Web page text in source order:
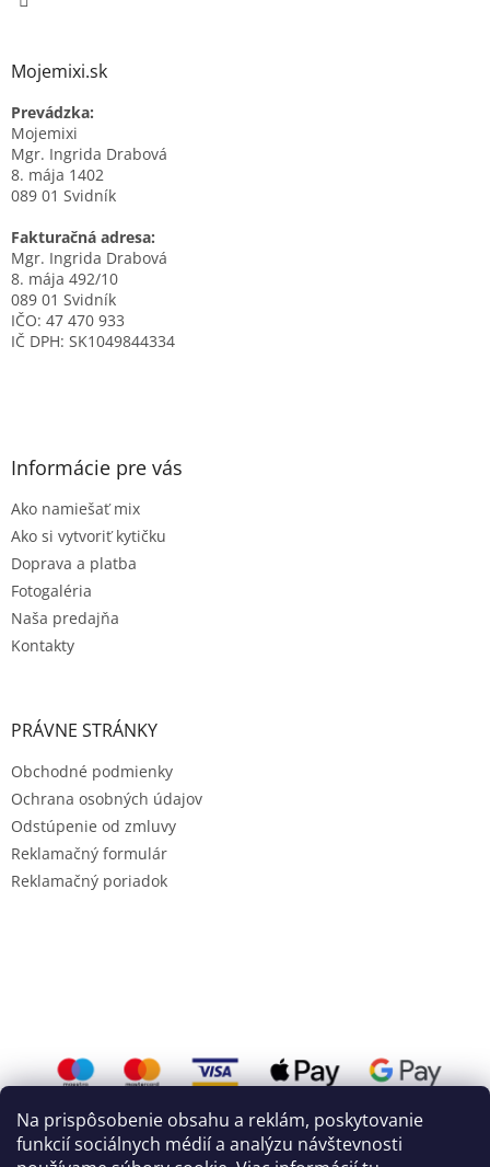
Na prispôsobenie obsahu a reklám, poskytovanie
funkcií sociálnych médií a analýzu návštevnosti
Mojemixi.sk
Prevádzka:
Mojemixi
Mgr. Ingrida Drabová
8. mája 1402
089 01 Svidník
Fakturačná adresa:
Mgr. Ingrida Drabová
8. mája 492/10
089 01 Svidník
IČO: 47 470 933
IČ DPH: SK1049844334
Informácie pre vás
Ako namiešať mix
Ako si vytvoriť kytičku
Doprava a platba
Fotogaléria
Naša predajňa
Kontakty
PRÁVNE STRÁNKY
Obchodné podmienky
Ochrana osobných údajov
Odstúpenie od zmluvy
Reklamačný formulár
Reklamačný poriadok